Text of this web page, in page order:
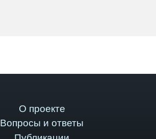
О проекте
Вопросы и ответы